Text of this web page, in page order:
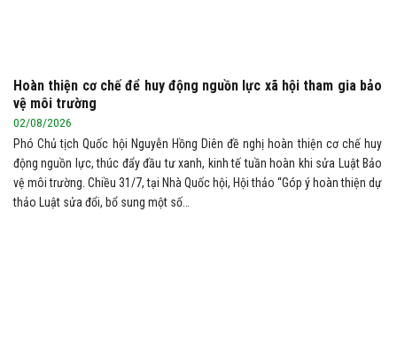
Hoàn thiện cơ chế để huy động nguồn lực xã hội tham gia bảo
vệ môi trường
02/08/2026
Phó Chủ tịch Quốc hội Nguyễn Hồng Diên đề nghị hoàn thiện cơ chế huy
động nguồn lực, thúc đẩy đầu tư xanh, kinh tế tuần hoàn khi sửa Luật Bảo
vệ môi trường. Chiều 31/7, tại Nhà Quốc hội, Hội thảo “Góp ý hoàn thiện dự
thảo Luật sửa đổi, bổ sung một số…